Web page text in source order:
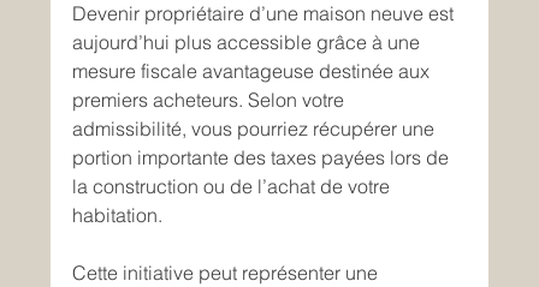
Devenir propriétaire d’une maison neuve est
aujourd’hui plus accessible grâce à une
mesure fiscale avantageuse destinée aux
premiers acheteurs. Selon votre
admissibilité, vous pourriez récupérer une
portion importante des taxes payées lors de
la construction ou de l’achat de votre
habitation.
Cette initiative peut représenter une